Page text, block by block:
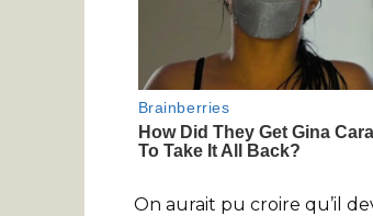
On aurait pu croire qu’il